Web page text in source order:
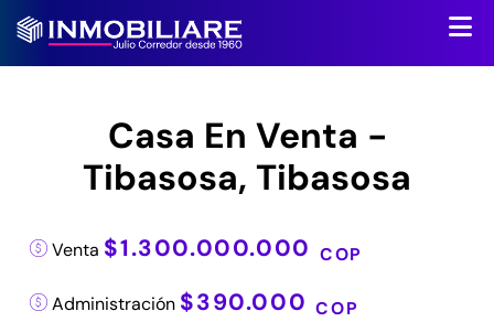
Casa En Venta -
Tibasosa, Tibasosa
Venta $1.300.000.000 COP
Administración $390.000COP